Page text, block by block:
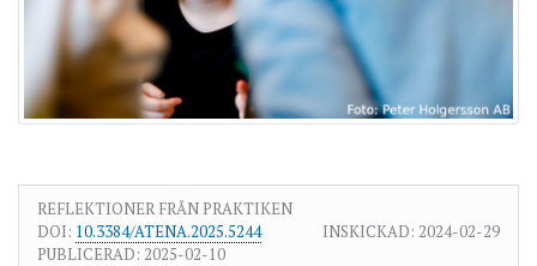
REFLEKTIONER FRÅN PRAKTIKEN
DOI: 10.3384/ATENA.2025.5244 INSKICKAD: 2024-02-29
PUBLICERAD: 2025-02-10